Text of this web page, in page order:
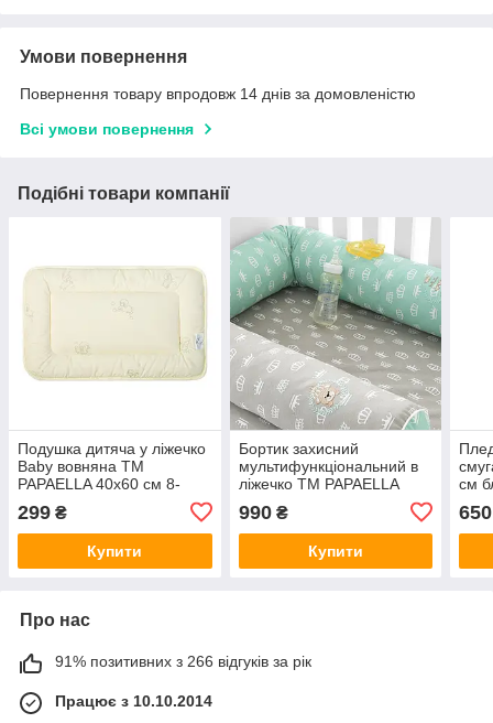
Умови повернення
Повернення товару впродовж 14 днів за домовленістю
Всі умови повернення
Подібні товари компанії
Подушка дитяча у ліжечко
Baby вовняна ТM
PAPAELLA 40х60 см 8-
299 ₴
Купити
Бортик захисний
мультифункціональний в
ліжечко ТM PAPAELLA
корона м'ята/беж 8-
34533*004
990₴
Купити
см
650
Про нас
91% позитивних з 266 відгуків за рік
Працює з 10.10.2014